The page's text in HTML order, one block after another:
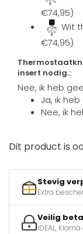
€74,95)
Wit
€74,95)
insert nodig.:
Nee, ik heb
Ja, ik
Nee, ik
Dit product is
Stevig
Extra
Veilig
iDEAL,